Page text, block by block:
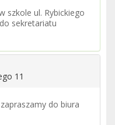
szkole ul. Rybickiego
sekretariatu
11
do biura